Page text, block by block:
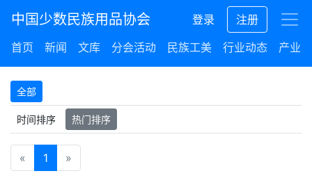
中国少数民族用品协会 登录
注册
首页
新闻 文库 分会活动 民族工美 行业动态 产业
全部
时间排序 热门排序
« 1 »